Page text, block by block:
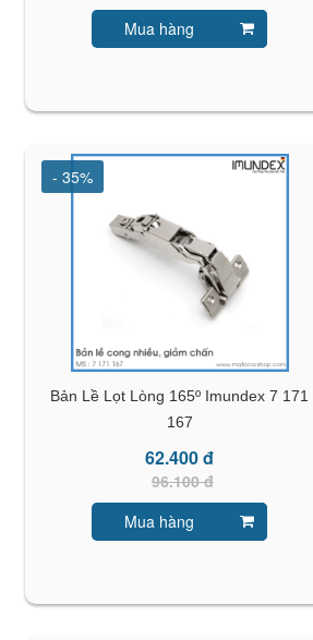
Mua hàng
- 35%
Bản Lề Lọt Lòng 165º Imundex 7 171
167
62.400 đ
96.100 đ
Mua hàng